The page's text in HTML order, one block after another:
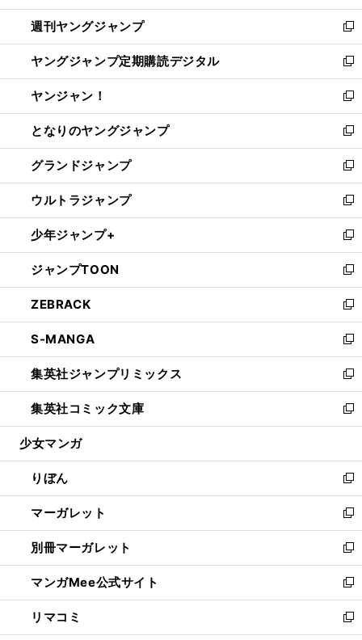
開
く
ウ
で
開
く
ン
ド
ウ
で
開
く
ウ
ィ
ン
ド
ウ
で
開
く
週刊ヤングジャンプ
新
し
い
ウ
ィ
ン
ド
ウ
で
開
く
ヤングジャンプ定期購読デジタル
新
し
い
ウ
ィ
ン
ド
ウ
で
開
く
ヤンジャン！
新
し
い
ウ
ィ
ン
ド
ウ
で
開
く
となりのヤングジャンプ
新
し
い
ウ
ィ
ン
ド
ウ
で
開
く
グランドジャンプ
新
し
い
ウ
ィ
ン
ド
ウ
で
開
く
ウルトラジャンプ
新
し
い
ウ
ィ
ン
ド
ウ
で
開
く
少年ジャンプ+
新
し
い
ウ
ィ
ン
ド
ウ
で
開
く
ジャンプTOON
新
し
い
ウ
ィ
ン
ド
ウ
で
開
ZEBRACK
新
し
い
ウ
ィ
ン
ド
ウ
開
く
S-MANGA
新
し
い
ウ
ィ
ン
ウ
で
開
く
集英社ジャンプリミックス
新
し
い
ウ
ン
ド
ウ
で
開
く
集英社コミック文庫
新
し
ウ
ィ
ン
ド
ウ
で
開
く
少女マンガ
りぼん
新
し
い
ウ
ィ
ン
ド
ウ
で
開
マーガレット
新
し
い
ウ
ィ
ン
ド
ウ
別冊マーガレット
新
し
い
ウ
ィ
ン
マンガMee公式サイト
新
し
い
ウ
リマコミ
新